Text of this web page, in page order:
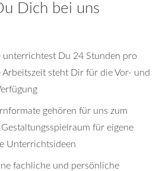
Dich bei uns
unterrichtest Du 24 Stunden pro
steht Dir für die Vor- und
gehören für uns zum
für eigene
Unterrichtsideen
fachliche und persönliche